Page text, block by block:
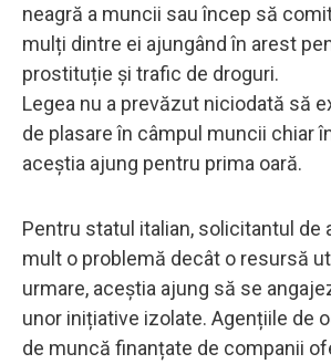
neagră a muncii sau încep să
mulți dintre ei ajungând în arest
prostituție și trafic de droguri.
Legea nu a prevăzut niciodată să
de plasare în câmpul muncii chiar
aceștia ajung pentru prima oară.
Pentru statul italian, solicitantul de
mult o problemă decât o resursă
urmare, aceștia ajung să se
unor inițiative izolate. Agențiile de
de muncă finanțate de companii